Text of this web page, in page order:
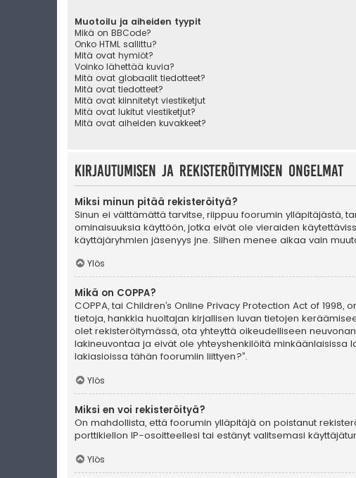
Muotoilu ja aiheiden tyypit
Mikä on BBCode?
Onko HTML sallittu?
Mitä ovat hymiöt?
Voinko lähettää kuvia?
Mitä ovat globaalit tiedotteet?
Mitä ovat tiedotteet?
Mitä ovat kiinnitetyt viestiketjut
Mitä ovat lukitut viestiketjut?
Mitä ovat aiheiden kuvakkeet?
Kirjautumisen ja rekisteröitymisen ongelmat
Miksi minun pitää rekisteröityä?
Sinun ei välttämättä tarvitse, riippuu foorumin ylläpitäjästä,
ominaisuuksia käyttöön, jotka eivät ole vieraiden
käyttäjäryhmien jäsenyys jne. Siihen menee aikaa vain
Ylös
Mikä on COPPA?
COPPA, tai Children’s Online Privacy Protection Act of
tietoja, hankkia huoltajan kirjallisen luvan tietojen
olet rekisteröitymässä, ota yhteyttä oikeudelliseen
lakineuvontaa ja eivät ole yhteyshenkilöitä minkäänlaisissa
lakiasioissa tähän foorumiin liittyen?”.
Ylös
Miksi en voi rekisteröityä?
On mahdollista, että foorumin ylläpitäjä on poistanut
porttikiellon IP-osoitteellesi tai estänyt valitsemasi
Ylös